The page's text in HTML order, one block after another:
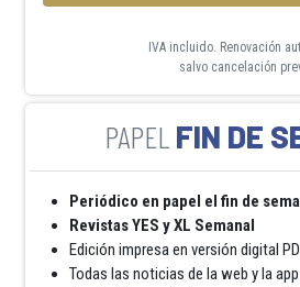
IVA incluido. Renovación
salvo cancelación
FIN DE
Periódico en papel el fin de
Revistas YES y XL Semanal
Edición impresa en versión digital
Todas las noticias de la web y la